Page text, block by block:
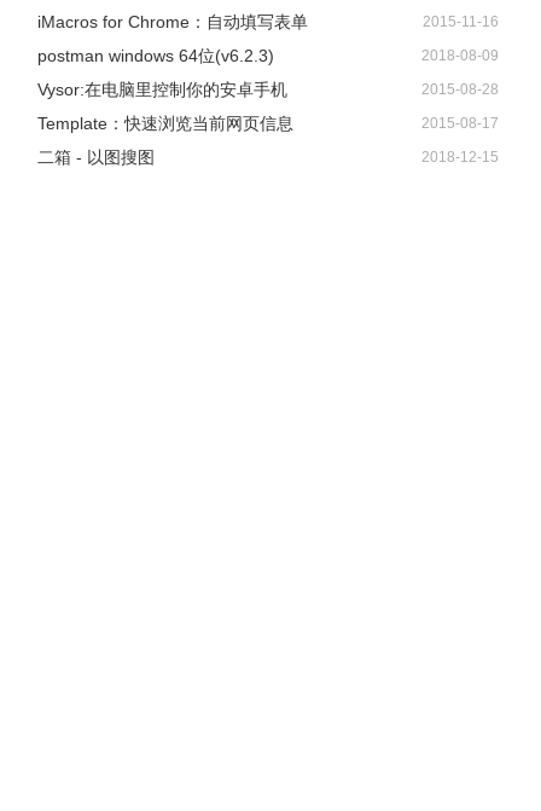
iMacros for Chrome：自动填写表单 2015-11-16
postman windows 64位(v6.2.3) 2018-08-09
Vysor:在电脑里控制你的安卓手机 2015-08-28
Template：快速浏览当前网页信息 2015-08-17
二箱 - 以图搜图 2018-12-15